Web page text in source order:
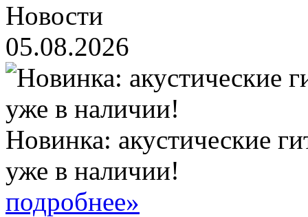
Новости
05.08.2026
Новинка: акустические
уже в наличии!
подробнее»